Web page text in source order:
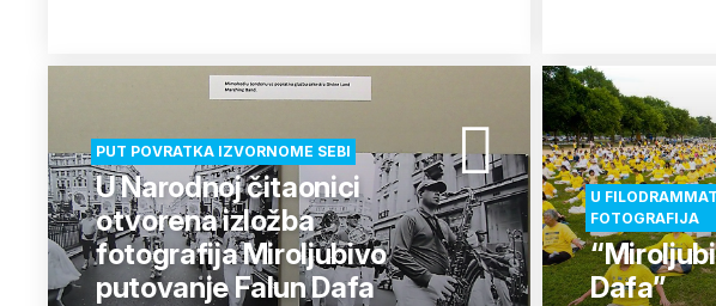
PUT POVRATKA IZVORNOME SEBI
U Narodnoj čitaonici
otvorena izložba
fotografija Miroljubivo
putovanje Falun Dafa
U
FOTOGRAFIJA
Dafa”